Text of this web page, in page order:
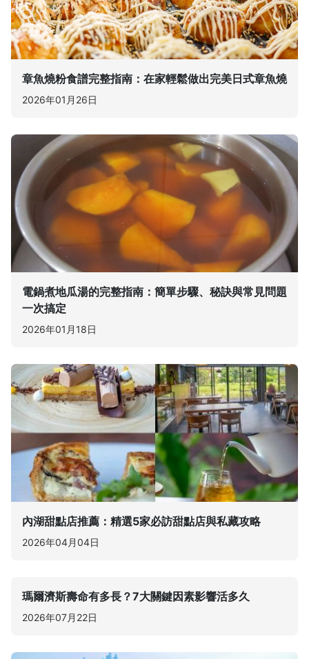
章魚燒粉食譜完整指南：在家輕鬆做出完美日式章魚燒
2026年01月26日
電鍋煮地瓜湯的完整指南：簡單步驟、秘訣與常見問題
一次搞定
2026年01月18日
內湖甜點店推薦：精選5家必訪甜點店與私藏攻略
2026年04月04日
瑪爾濟斯壽命有多長？7大關鍵因素影響活多久
2026年07月22日